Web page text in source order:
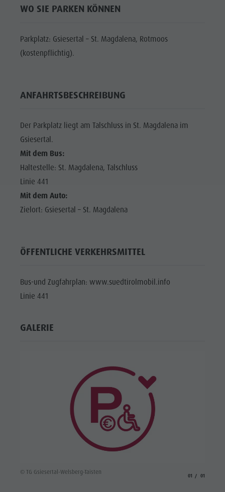
WO SIE PARKEN KÖNNEN
Parkplatz: Gsiesertal – St. Magdalena, Rotmoos
(kostenpflichtig).
ANFAHRTSBESCHREIBUNG
Der Parkplatz liegt am Talschluss in St. Magdalena im
Gsiesertal.
Mit dem Bus:
Haltestelle: St. Magdalena, Talschluss
Linie 441
Mit dem Auto:
Zielort: Gsiesertal – St. Magdalena
ÖFFENTLICHE VERKEHRSMITTEL
Bus-und Zugfahrplan: www.suedtirolmobil.info
Linie 441
GALERIE
© TG Gsiesertal-Welsberg-Taisten
01 01